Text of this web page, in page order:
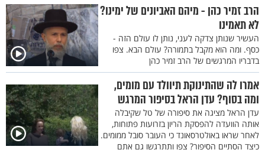
הרב זמיר כהן - מיהם האביונים של ימינו?
לא תאמינו
העשיר שנותן צדקה לעני, נותן לו עולם הזה -
כסף. ומה הוא מקבל בתמורה? עולם הבא. צפו
בדבריו המרגשים של הרב זמיר כהן
אמרו לה שהתינוקת תיוולד עם מומים,
ומה בסוף? עדן הראל בסיפור המרגש
עדן הראל מציגה את סיפורה של טל שקיבלה
אותה הוועדה להפסקת הריון בזרועות פתוחות,
לאחר שראו באולטרסאונד כי העובר סובל ממומים.
כיצד הסתיים הסיפור? צפו ותתרגשו גם אתם